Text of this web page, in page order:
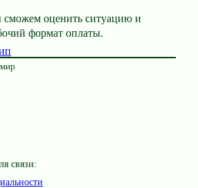
сможем оценить ситуацию и
формат оплаты.
связи: